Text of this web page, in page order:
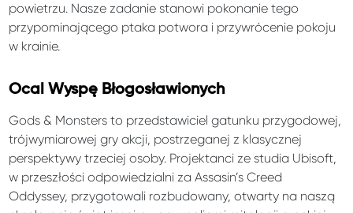
powietrzu. Nasze zadanie stanowi pokonanie tego
przypominającego ptaka potwora i przywrócenie pokoju
w krainie.
Ocal Wyspę Błogosławionych
Gods & Monsters to przedstawiciel gatunku przygodowej,
trójwymiarowej gry akcji, postrzeganej z klasycznej
perspektywy trzeciej osoby. Projektanci ze studia Ubisoft,
w przeszłości odpowiedzialni za Assasin’s Creed
Oddyssey, przygotowali rozbudowany, otwarty na naszą